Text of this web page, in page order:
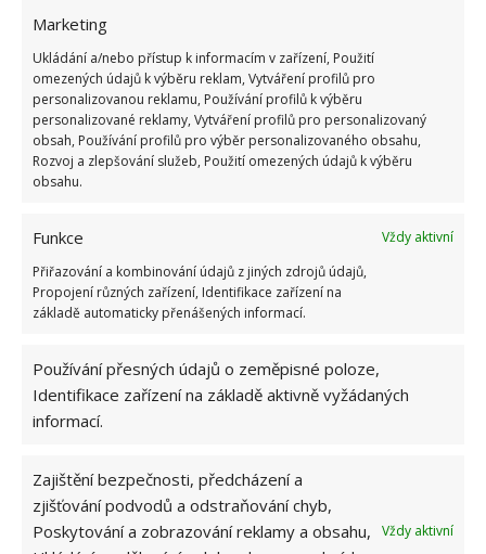
Marketing
Ukládání a/nebo přístup k informacím v zařízení, Použití
omezených údajů k výběru reklam, Vytváření profilů pro
personalizovanou reklamu, Používání profilů k výběru
personalizované reklamy, Vytváření profilů pro personalizovaný
obsah, Používání profilů pro výběr personalizovaného obsahu,
Rozvoj a zlepšování služeb, Použití omezených údajů k výběru
obsahu.
Funkce
Vždy aktivní
Přiřazování a kombinování údajů z jiných zdrojů údajů,
Propojení různých zařízení, Identifikace zařízení na
základě automaticky přenášených informací.
Používání přesných údajů o zeměpisné poloze,
Identifikace zařízení na základě aktivně vyžádaných
informací.
Zajištění bezpečnosti, předcházení a
zjišťování podvodů a odstraňování chyb,
Poskytování a zobrazování reklamy a obsahu,
Vždy aktivní
Domácí prostředky na keramiku a
porcelán
Mezi domácí prostředky, které můžete použít na
čištění porcelánového a keramického materiálu
patří běžný stolní ocet nebo jablečný ocet. Zahřejte
Nastříkejte je na povrch. Nyní použijte drsnou stranu
klasické kuchyňské houby a dlaždice přetřete.
Nechte pak působit 15 až 20 minut a omyjte je
teplou vodou. Posledním krokem je přetření povrchu
také roztok připravený z kyseliny citronové.
Smaltované povrchy
Pomůže vám prostředek na mytí nádobí. Aplikujte
jej na postižené oblasti, otřete a omyjte vodou.
Můžete použít i kyselinu citronovou nebo octovou.